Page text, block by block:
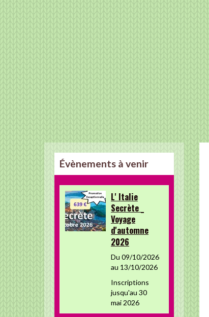
Évènements à venir
L' Italie
Secrète _
Voyage
d'automne
2026
Du 09/10/2026
au 13/10/2026
Inscriptions
jusqu'au 30
mai 2026